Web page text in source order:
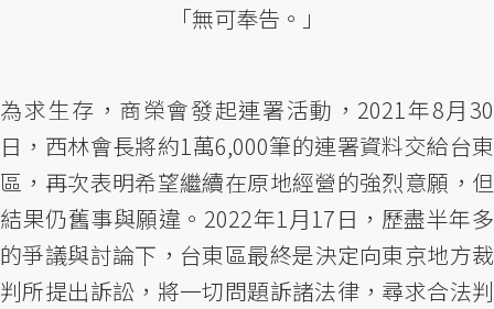
「無可奉告。」
為求生存，商榮會發起連署活動，2021年8月30
日，西林會長將約1萬6,000筆的連署資料交給台東
區，再次表明希望繼續在原地經營的強烈意願，但
結果仍舊事與願違。2022年1月17日，歷盡半年多
的爭議與討論下，台東區最終是決定向東京地方裁
判所提出訴訟，將一切問題訴諸法律，尋求合法判